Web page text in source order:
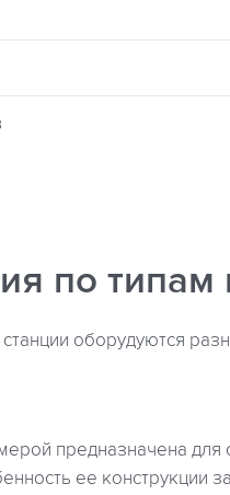
по типам
оборудуются
предназначена
ее конструкции